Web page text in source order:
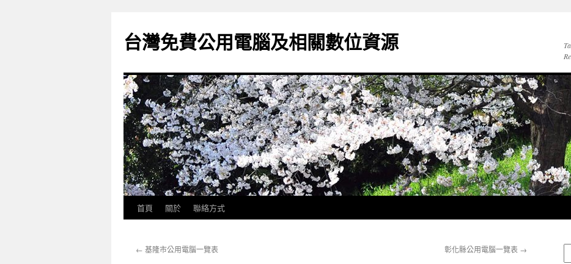
主
要
容
台灣免費公用電腦及相關數位資源
首頁 關於 聯絡方式
← 基隆市公用電腦一覽表 彰化縣公用電腦一覽表 →